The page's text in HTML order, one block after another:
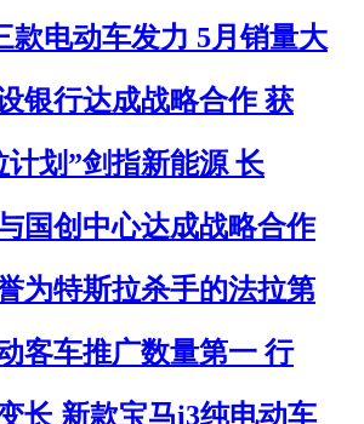
款电动车发力 5月销量大
银行达成战略合作 获
计划”剑指新能源 长
国创中心达成战略合作
为特斯拉杀手的法拉第
客车推广数量第一 行
长 新款宝马i3纯电动车